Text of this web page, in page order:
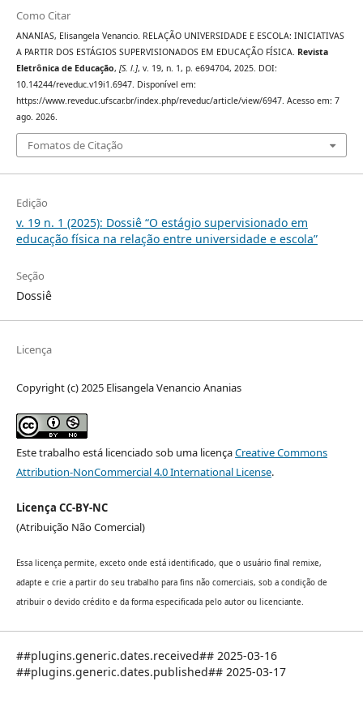
Como Citar
ANANIAS, Elisangela Venancio. RELAÇÃO UNIVERSIDADE E ESCOLA: INICIATIVAS
A PARTIR DOS ESTÁGIOS SUPERVISIONADOS EM EDUCAÇÃO FÍSICA. Revista
Eletrônica de Educação, [S. l.], v. 19, n. 1, p. e694704, 2025. DOI:
10.14244/reveduc.v19i1.6947. Disponível em:
https://www.reveduc.ufscar.br/index.php/reveduc/article/view/6947. Acesso em: 7
ago. 2026.
Fomatos de Citação
Edição
v. 19 n. 1 (2025): Dossiê “O estágio supervisionado em
educação física na relação entre universidade e escola”
Seção
Dossiê
Licença
Copyright (c) 2025 Elisangela Venancio Ananias
Este trabalho está licenciado sob uma licençaCreative Commons
Attribution-NonCommercial 4.0 International License.
Licença CC-BY-NC
(Atribuição Não Comercial)
Essa licença permite, exceto onde está identificado, que o usuário final remixe,
adapte e crie a partir do seu trabalho para fins não comerciais, sob a condição de
atribuir o devido crédito e da forma especificada pelo autor ou licenciante.
##plugins.generic.dates.received## 2025-03-16
##plugins.generic.dates.published## 2025-03-17